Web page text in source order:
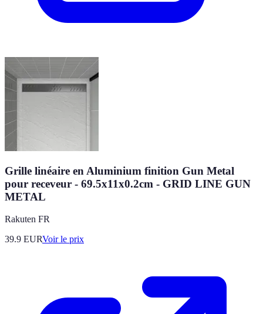
Grille linéaire en Aluminium finition Gun Metal
pour receveur - 69.5x11x0.2cm - GRID LINE GUN
METAL
Rakuten FR
39.9 EURVoir le prix